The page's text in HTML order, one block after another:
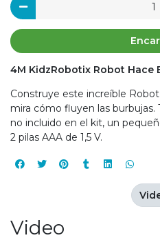
4M KidzRobotix Robot Hace
Construye este increíble
mira cómo fluyen las burbujas.
no incluido en el kit, un
2 pilas AAA de 1,5 V.
Video